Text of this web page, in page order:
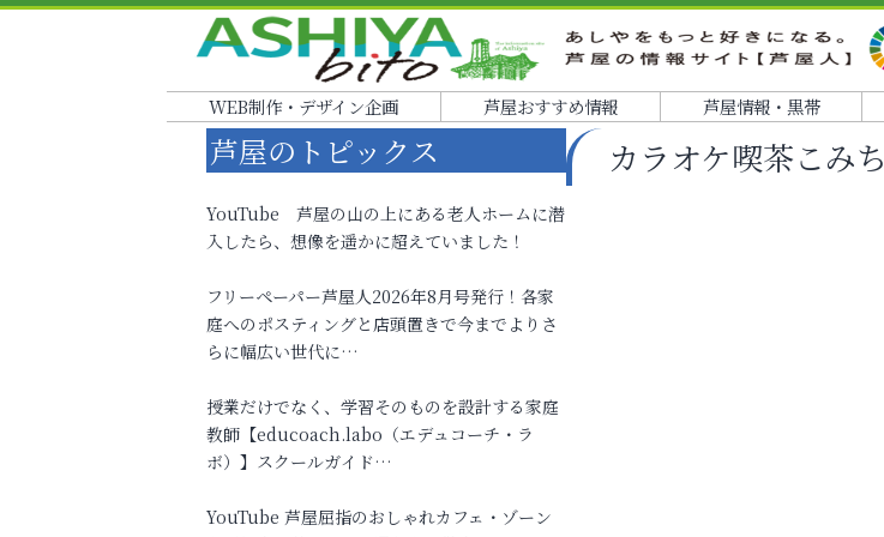
WEB制作・デザイン企画 芦屋おすすめ情報 芦屋情報・黒帯
カラオケ喫茶こみち
芦屋のトピックス
YouTube 芦屋の山の上にある老人ホームに潜
入したら、想像を遥かに超えていました！
フリーペーパー芦屋人2026年8月号発行！各家
庭へのポスティングと店頭置きで今までよりさ
らに幅広い世代に…
授業だけでなく、学習そのものを設計する家庭
教師【educoach.labo（エデュコーチ・ラ
ボ）】スクールガイド…
YouTube 芦屋屈指のおしゃれカフェ・ゾーン